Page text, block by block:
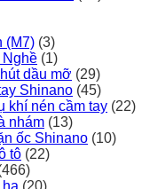
(M7) (3)
Nghề (1)
dầu mỡ (29)
Shinano (45)
khí nén cầm tay (22)
nhám (13)
ốc Shinano (10)
tô (22)
(20)